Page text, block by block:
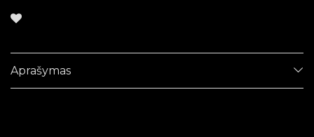
Aprašymas